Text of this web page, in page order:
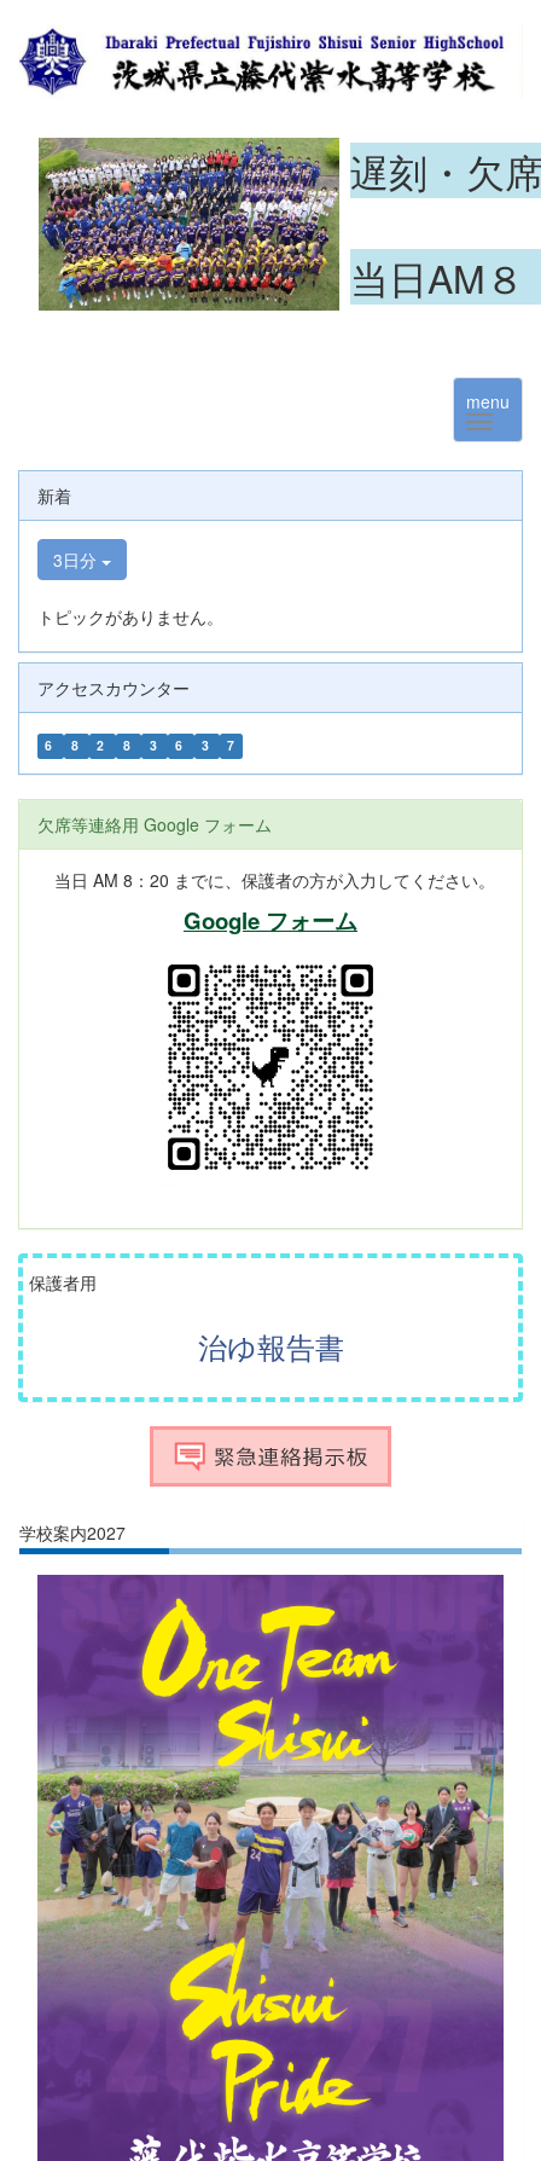
遅刻・欠
当日AM
menu
新着
3日分
トピックがありません。
アクセスカウンター
6 8 2 8 3 6 3 7
欠席等連絡用 Google フォーム
当日 AM 8：20 までに、保護者の方が入力してください。
Google フォーム
保護者用
治ゆ報告書
学校案内2027